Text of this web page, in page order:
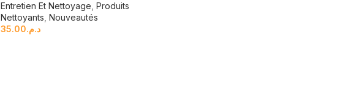
Entretien Et Nettoyage Produits
Nettoyants Nouveautés
د.م.35.00